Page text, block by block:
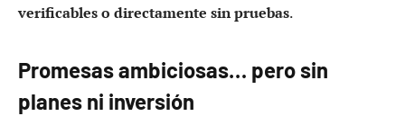
verificables o directamente sin pruebas.
Promesas ambiciosas… pero sin
planes ni inversión